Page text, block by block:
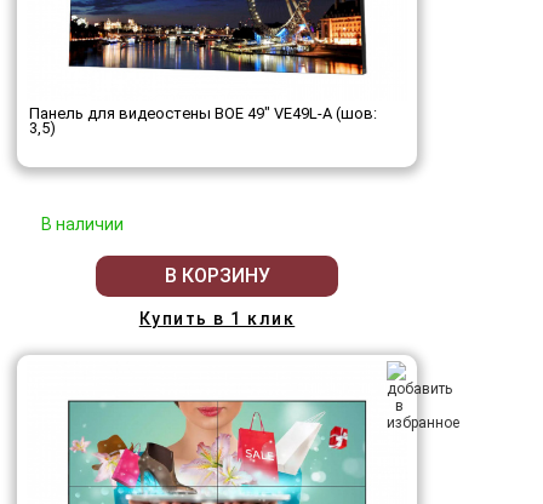
Панель для видеостены BOE 49" VE49L-A (шов:
3,5)
В наличии
В КОРЗИНУ
Купить в 1 клик